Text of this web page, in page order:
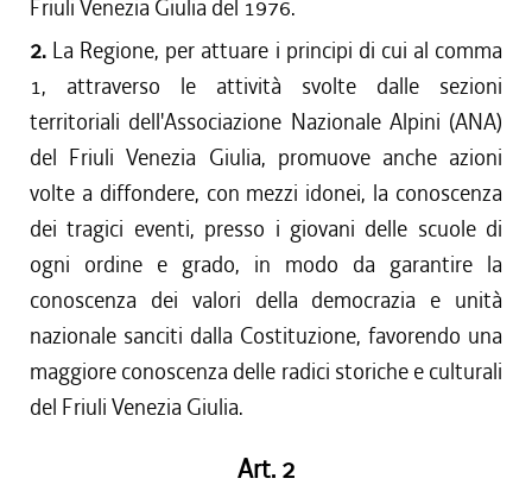
Friuli Venezia Giulia del 1976.
2. La Regione, per attuare i principi di cui al comma
1, attraverso le attività svolte dalle sezioni
territoriali dell'Associazione Nazionale Alpini (ANA)
del Friuli Venezia Giulia, promuove anche azioni
volte a diffondere, con mezzi idonei, la conoscenza
dei tragici eventi, presso i giovani delle scuole di
ogni ordine e grado, in modo da garantire la
conoscenza dei valori della democrazia e unità
nazionale sanciti dalla Costituzione, favorendo una
maggiore conoscenza delle radici storiche e culturali
del Friuli Venezia Giulia.
Art. 2